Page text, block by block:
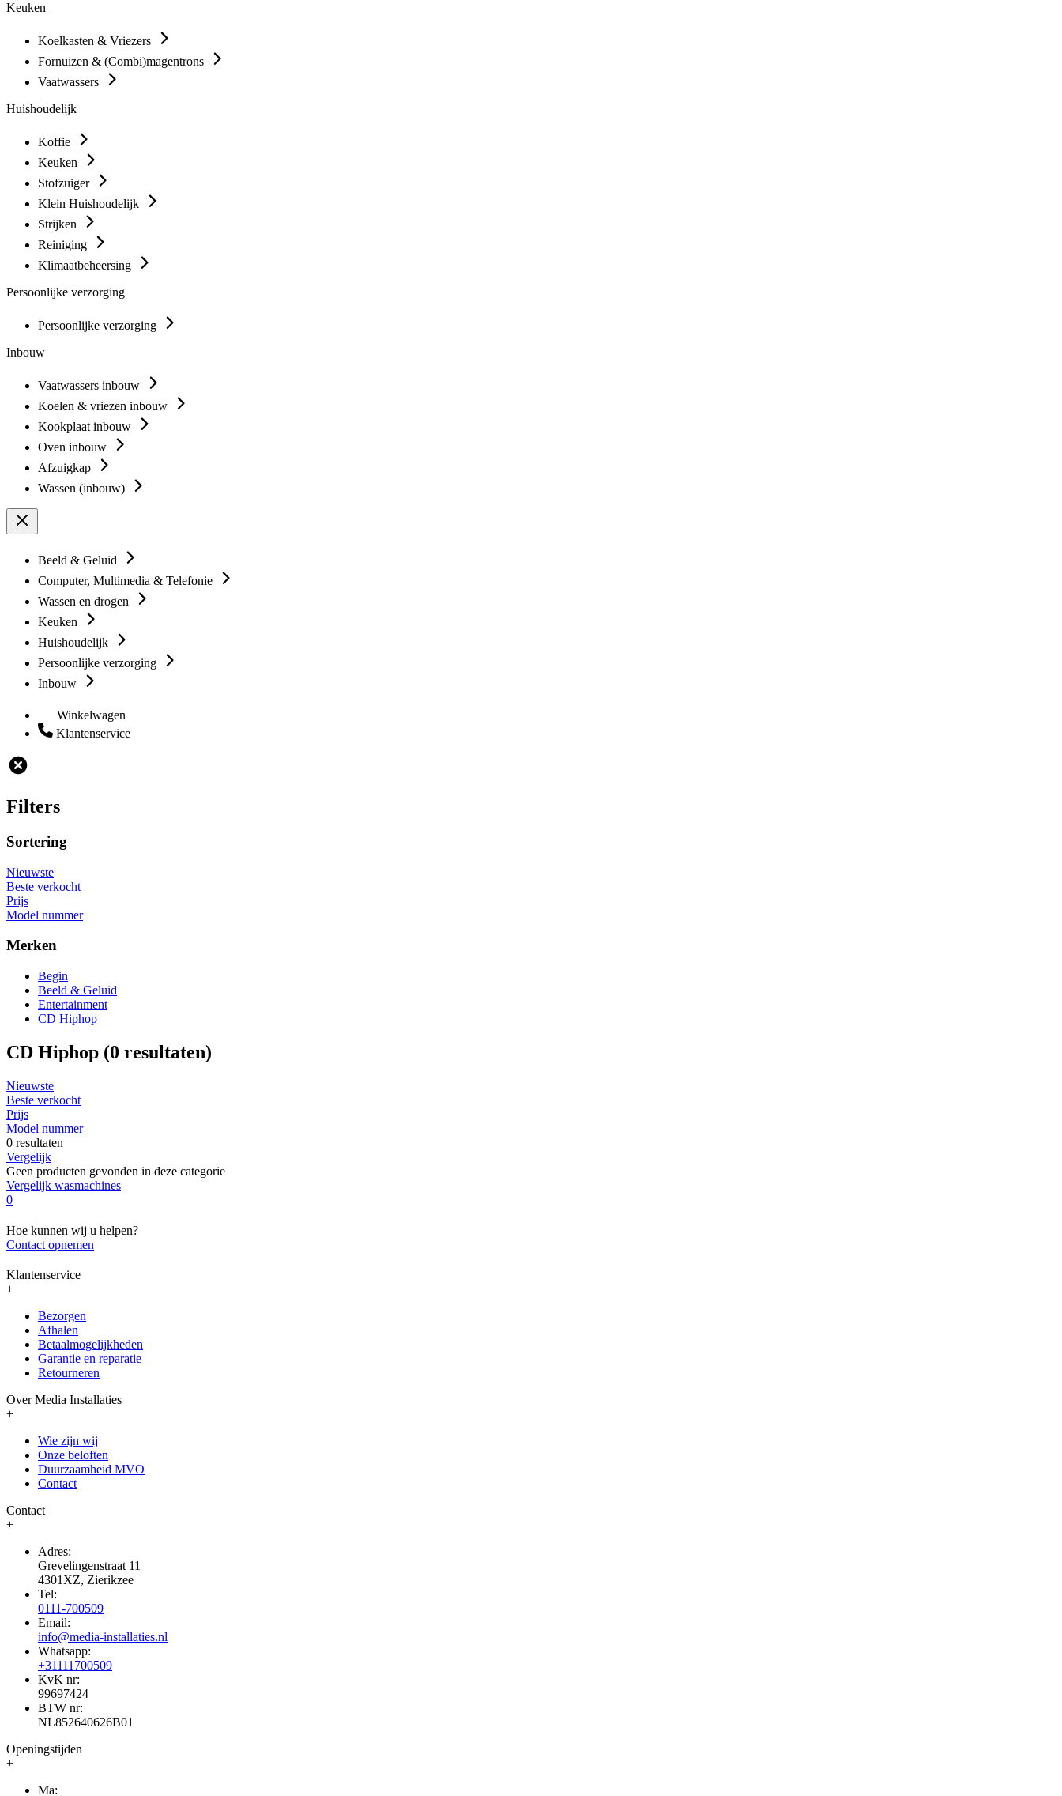
Keuken
Koelkasten & Vriezers
Fornuizen & (Combi)magentrons
Vaatwassers
Huishoudelijk
Koffie
Keuken
Stofzuiger
Klein Huishoudelijk
Strijken
Reiniging
Klimaatbeheersing
Persoonlijke verzorging
Persoonlijke verzorging
Inbouw
Vaatwassers inbouw
Koelen & vriezen inbouw
Kookplaat inbouw
Oven inbouw
Afzuigkap
Wassen (inbouw)
Beeld & Geluid
Computer, Multimedia & Telefonie
Wassen en drogen
Keuken
Huishoudelijk
Persoonlijke verzorging
Inbouw
Winkelwagen
Klantenservice
Filters
Sortering
Nieuwste
Beste verkocht
Prijs
Model nummer
Merken
Begin
Beeld & Geluid
Entertainment
CD Hiphop
CD Hiphop (0 resultaten)
Nieuwste
Beste verkocht
Prijs
Model nummer
0 resultaten
Vergelijk
Geen producten gevonden in deze categorie
Vergelijk wasmachines
0
Hoe kunnen wij u helpen?
Contact opnemen
Klantenservice
+
Bezorgen
Afhalen
Betaalmogelijkheden
Garantie en reparatie
Retourneren
Over Media Installaties
+
Wie zijn wij
Onze beloften
Duurzaamheid MVO
Contact
Contact
+
Adres:
Grevelingenstraat 11
4301XZ, Zierikzee
Tel:
0111-700509
Email:
info@media-installaties.nl
Whatsapp:
+31111700509
KvK nr:
99697424
BTW nr:
NL852640626B01
Openingstijden
+
Ma: